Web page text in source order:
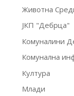
Животна
ЈКП "Дебрца"
Комуналини
Комунална
Култура
Млади